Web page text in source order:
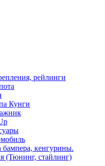
рейлинги
Кунги
кенгурины.
(Тюнинг, стайлинг)